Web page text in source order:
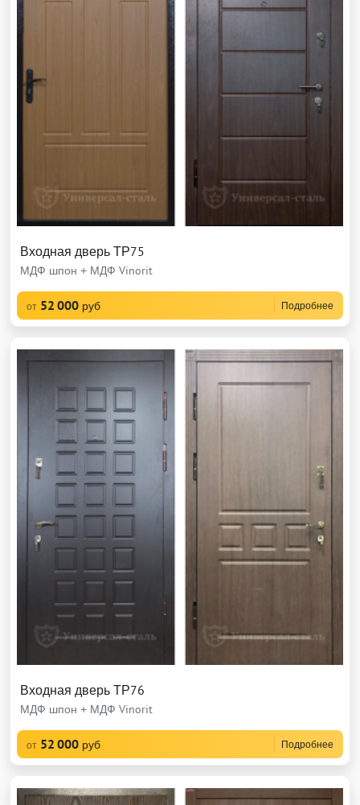
Входная дверь ТР75
МДФ шпон + МДФ Vinorit
от 52 000 руб Подробнее
Входная дверь ТР76
МДФ шпон + МДФ Vinorit
от 52 000 руб Подробнее